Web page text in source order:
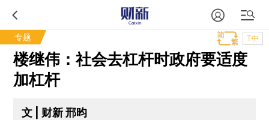
专题 T中
楼继伟：社会去杠杆时政府要适度
加杠杆
文 | 财新 邢昀